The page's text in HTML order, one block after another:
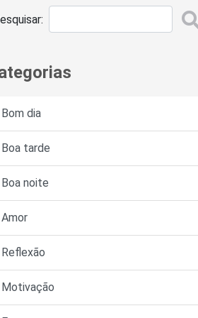
Bom dia
Boa tarde
Boa noite
Amor
Reflexão
Motivação